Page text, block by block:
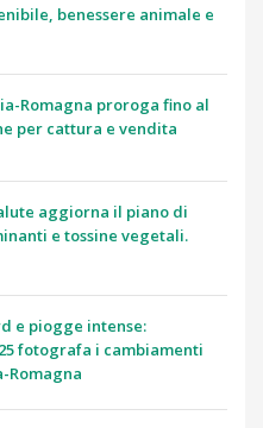
benessere animale e
Romagna proroga fino al
per cattura e vendita
aggiorna il piano di
e tossine vegetali.
e piogge intense:
fotografa i cambiamenti
Romagna